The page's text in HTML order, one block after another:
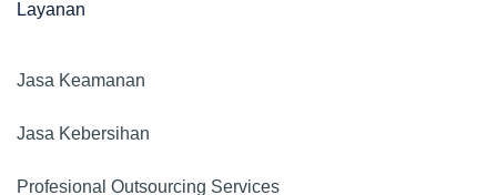
Layanan
Jasa Keamanan​
Jasa Kebersihan
Profesional Outsourcing Services